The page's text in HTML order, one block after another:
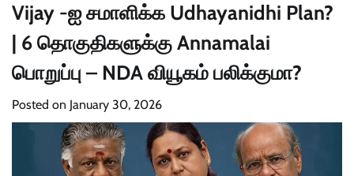
Vijay -ஐ சமாளிக்க Udhayanidhi Plan?
| 6 தொகுதிகளுக்கு Annamalai
பொறுப்பு – NDA வியூகம் பலிக்குமா?
Posted on January 30, 2026